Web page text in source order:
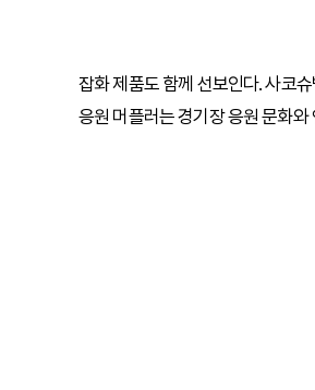
잡화 제품도 함께 선보인다. 사코
응원 머플러는 경기장 응원 문화